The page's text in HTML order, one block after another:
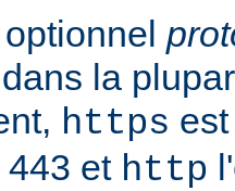
la
https
443 et http